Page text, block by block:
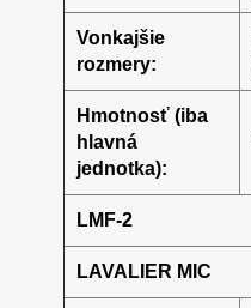
Vonkajšie
rozmery:
Hmotnosť (iba
hlavná
jednotka):
LMF-2
LAVALIER MIC